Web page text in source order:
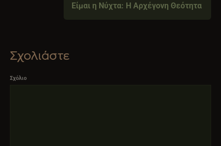
Είμαι η Νύχτα: Η Αρχέγονη Θεότητα
Σχολιάστε
Σχόλιο